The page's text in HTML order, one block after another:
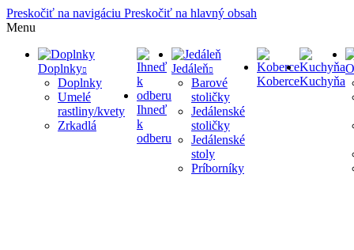
Preskočiť na navigáciu Preskočiť na hlavný obsah
Menu
Doplnky
Doplnky
Umelé
rastliny/kvety
Zrkadlá
Ihneď
k
odberu
Jedáleň
Barové
stoličky
Jedálenské
stoličky
Jedálenské
stoly
Príborníky
KoberceKuchyňa